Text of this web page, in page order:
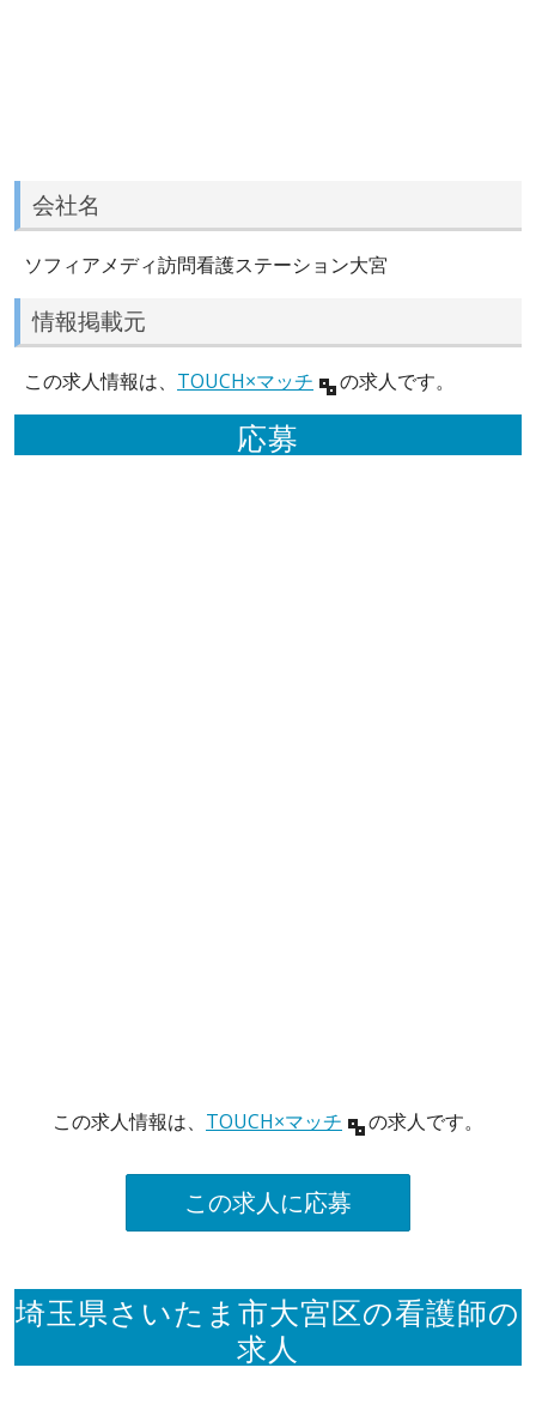
会社名
ソフィアメディ訪問看護ステーション大宮
情報掲載元
この求人情報は、 TOUCH×マッチ の求人です。
応募
この求人情報は、 TOUCH×マッチ の求人です。
この求人に応募
埼玉県さいたま市大宮区の看護師の
求人